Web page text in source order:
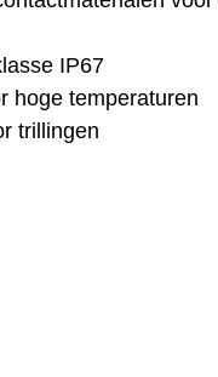
IP67
hoge temperaturen
trillingen